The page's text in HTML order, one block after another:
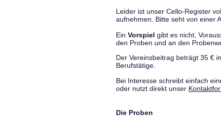
Leider ist unser Cello-Register
aufnehmen. Bitte seht von einer
Ein Vorspiel gibt es nicht,
den Proben und an den
Der Vereinsbeitrag beträgt 35 €
Berufstätige.
Bei Interesse schreibt einfach
oder nutzt direkt unser
Die Proben